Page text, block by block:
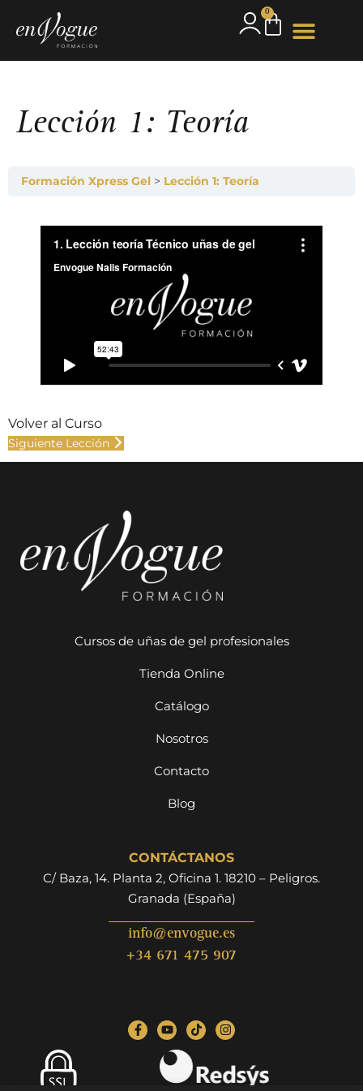
0
Lección 1: Teoría
Formación Xpress Gel Lección 1: Teoría
Volver al Curso
Siguiente Lección
Cursos de uñas de gel profesionales
Tienda Online
Catálogo
Nosotros
Contacto
Blog
CONTÁCTANOS
C/ Baza, 14. Planta 2, Oficina 1. 18210 – Peligros.
Granada (España)
info@envogue.es
+34 671 475 907